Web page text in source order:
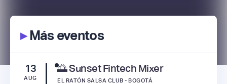
▸Más eventos
13
AUG
🌅 Sunset Fintech Mixer
EL RATÓN SALSA CLUB - BOGOTÁ